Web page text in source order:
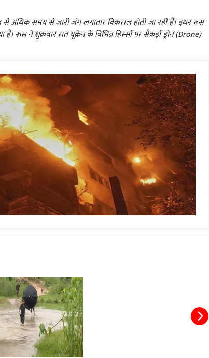
समय से जारी जंग लगातार विकराल होती जा रही है। इधर रूस
रूस ने शुक्रवार रात यूक्रेन के विभिन्न हिस्सों पर सैकड़ों ड्रोन (Drone)